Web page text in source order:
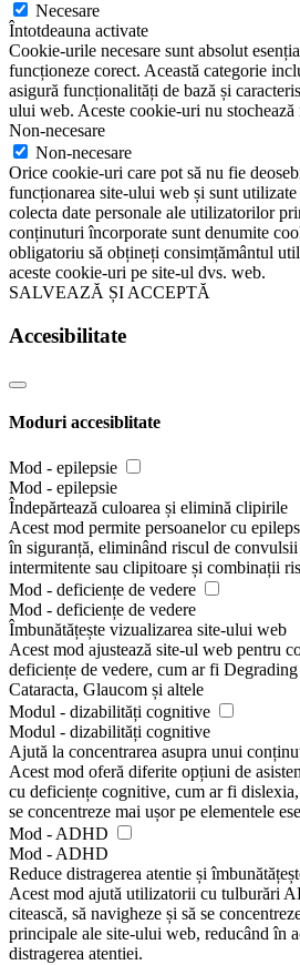
Necesare
Întotdeauna activate
Cookie-urile necesare sunt absolut
funcționeze corect. Această categorie
asigură funcționalități de bază și
ului web. Aceste cookie-uri nu
Non-necesare
Non-necesare
Orice cookie-uri care pot să nu fie
funcționarea site-ului web și sunt
colecta date personale ale utilizatorilor
conținuturi încorporate sunt denumite
obligatoriu să obțineți consimțământul
aceste cookie-uri pe site-ul dvs. web.
SALVEAZĂ ȘI ACCEPTĂ
Accesibilitate
Moduri accesiblitate
Mod - epilepsie
Mod - epilepsie
Îndepărtează culoarea și elimină clipirile
Acest mod permite persoanelor cu
în siguranță, eliminând riscul de
intermitente sau clipitoare și combinații
Mod - deficiențe de vedere
Mod - deficiențe de vedere
Îmbunătățește vizualizarea site-ului web
Acest mod ajustează site-ul web pentru
deficiențe de vedere, cum ar fi
Cataracta, Glaucom și altele
Modul - dizabilități cognitive
Modul - dizabilități cognitive
Ajută la concentrarea asupra unui
Acest mod oferă diferite opțiuni de
cu deficiențe cognitive, cum ar fi
se concentreze mai ușor pe elementele
Mod - ADHD
Mod - ADHD
Reduce distragerea atentie și
Acest mod ajută utilizatorii cu tulburări
citească, să navigheze și să se
principale ale site-ului web, reducând în
distragerea atentiei.